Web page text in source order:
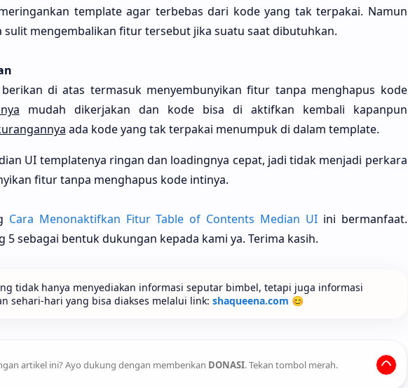
template agar terbebas dari kode yang tak terpakai. Namun
sulit mengembalikan fitur tersebut jika suatu saat dibutuhkan.
di atas termasuk menyembunyikan fitur tanpa menghapus kode
mudah dikerjakan dan kode bisa di aktifkan kembali kapanpun
ada kode yang tak terpakai menumpuk di dalam template.
UI templatenya ringan dan loadingnya cepat, jadi tidak menjadi perkara
fitur tanpa menghapus kode intinya.
Cara Menonaktifkan Fitur Table of Contents Median UIini bermanfaat.
5 sebagai bentuk dukungan kepada kami ya. Terima kasih.
tidak hanya menyediakan informasi seputar bimbel, tetapi juga informasi
sehari-hari yang bisa diakses melalui link: shaqueena.com 😊
artikel ini? Ayo dukung dengan memberikan DONASI. Tekan tombol merah.